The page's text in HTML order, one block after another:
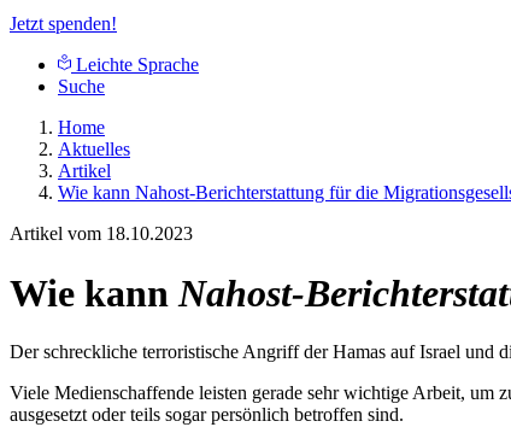
Jetzt spenden!
Leichte Sprache
Suche
Home
Aktuelles
Artikel
Wie kann Nahost-Berichterstattung für die
Artikel vom 18.10.2023
Wie kann Nahost-
Der schreckliche terroristische Angriff der Hamas auf Israel und
Viele Medienschaffende leisten gerade sehr wichtige Arbeit, um
ausgesetzt oder teils sogar persönlich betroffen sind.